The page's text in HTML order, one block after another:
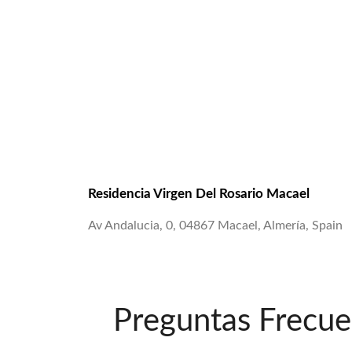
Residencia Virgen Del Rosario Macael
Av Andalucia, 0, 04867 Macael, Almería, Spain
Preguntas